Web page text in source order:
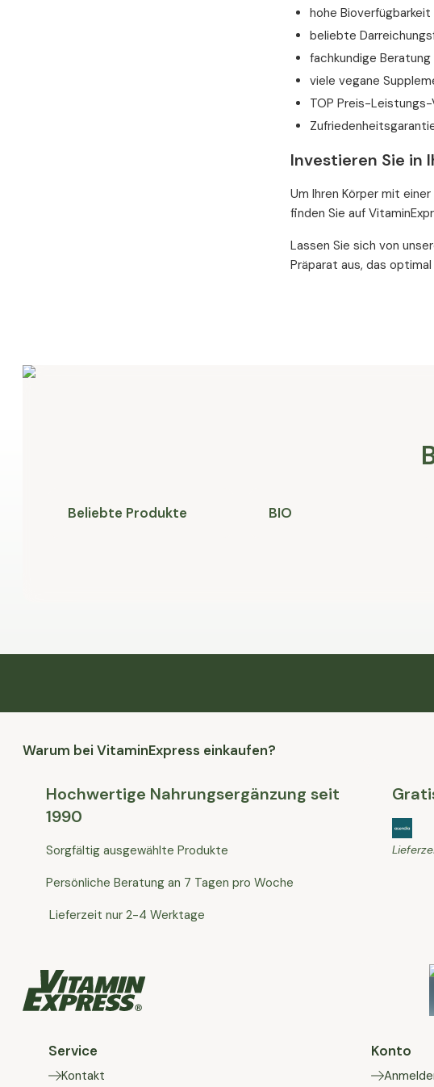
hohe Bioverfügbarkeit
beliebte
fachkundige Beratung
viele vegane
TOP Preis-Leistungs-
Investieren Sie in
Um Ihren Körper mit
finden Sie auf
Lassen Sie sich von
Präparat aus, das
Beliebte Produkte BIO
Warum bei VitaminExpress einkaufen?
Hochwertige Nahrungsergänzung seit
1990
Sorgfältig ausgewählte Produkte
Persönliche Beratung an 7 Tagen pro Woche
Lieferzeit nur 2-4 Werktage
Service
Kontakt
Konto